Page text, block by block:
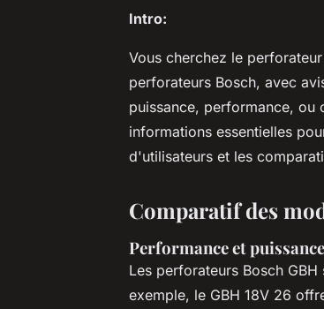
Intro:
Vous cherchez le
perforateurs Bosch, avec
puissance, performance, ou
informations essentielles
d'utilisateurs et les
Comparatif des
Performance et
Les perforateurs Bosch
exemple, le GBH 18V 26